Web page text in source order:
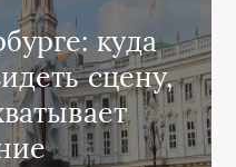
куда
сцену,